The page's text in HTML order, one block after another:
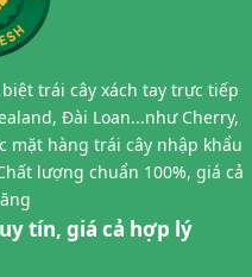
trái cây xách tay trực tiếp
Đài Loan...như Cherry,
mặt hàng trái cây nhập khẩu
lượng chuẩn 100%, giá cả
tín, giá cả hợp lý